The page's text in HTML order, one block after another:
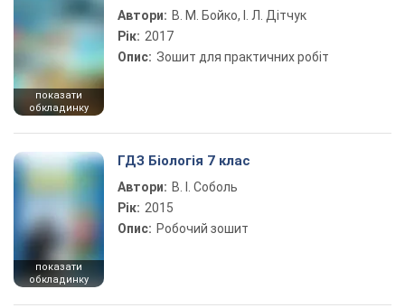
показати
обкладинку
Автори: В. М. Бойко, І. Л. Дітчук
Рік: 2017
Опис: Зошит для практичних робіт
показати
обкладинку
ГДЗ Біологія 7 клас
Автори: В. І. Соболь
Рік: 2015
Опис: Робочий зошит